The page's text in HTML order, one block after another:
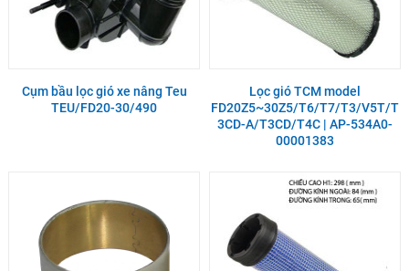
Cụm bầu lọc gió xe nâng Teu
TEU/FD20-30/490
Lọc gió TCM model
FD20Z5~30Z5/T6/T7/T3/V5T/T
3CD-A/T3CD/T4C | AP-534A0-
00001383